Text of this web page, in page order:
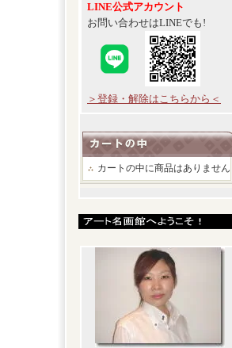
LINE公式アカウント
お問い合わせはLINEでも!
＞登録・解除はこちらから＜
カートの中に商品はありません